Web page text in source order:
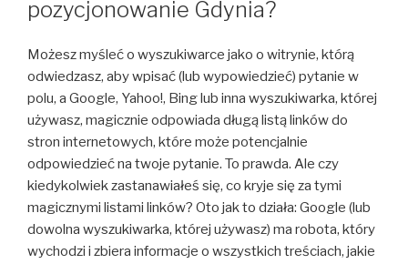
pozycjonowanie Gdynia?
Możesz myśleć o wyszukiwarce jako o witrynie, którą
odwiedzasz, aby wpisać (lub wypowiedzieć) pytanie w
polu, a Google, Yahoo!, Bing lub inna wyszukiwarka, której
używasz, magicznie odpowiada długą listą linków do
stron internetowych, które może potencjalnie
odpowiedzieć na twoje pytanie. To prawda. Ale czy
kiedykolwiek zastanawiałeś się, co kryje się za tymi
magicznymi listami linków? Oto jak to działa: Google (lub
dowolna wyszukiwarka, której używasz) ma robota, który
wychodzi i zbiera informacje o wszystkich treściach, jakie